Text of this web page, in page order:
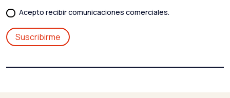
Acepto recibir comunicaciones comerciales.